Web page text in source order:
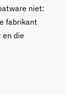
niet:
fabrikant
en die